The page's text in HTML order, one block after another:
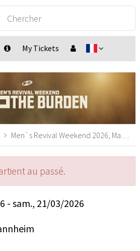
My Tickets
Men`s Revival Weekend 2026, Mannheim
au passé.
- sam., 21/03/2026